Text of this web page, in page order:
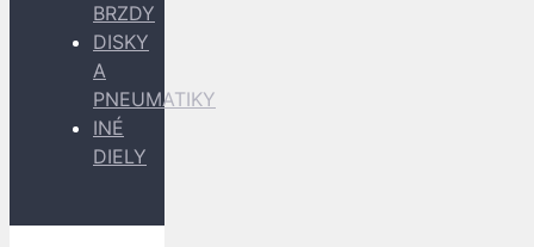
BRZDY
DISKY
A
PNEUMATIKY
INÉ
DIELY